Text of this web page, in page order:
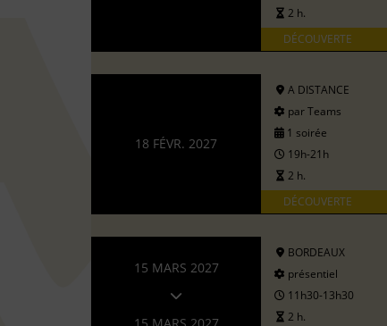
2 h.
DÉCOUVERTE
18 FÉVR. 2027
A DISTANCE
par Teams
1 soirée
19h-21h
2 h.
DÉCOUVERTE
15 MARS 2027
15 MARS 2027
BORDEAUX
présentiel
11h30-13h30
2 h.